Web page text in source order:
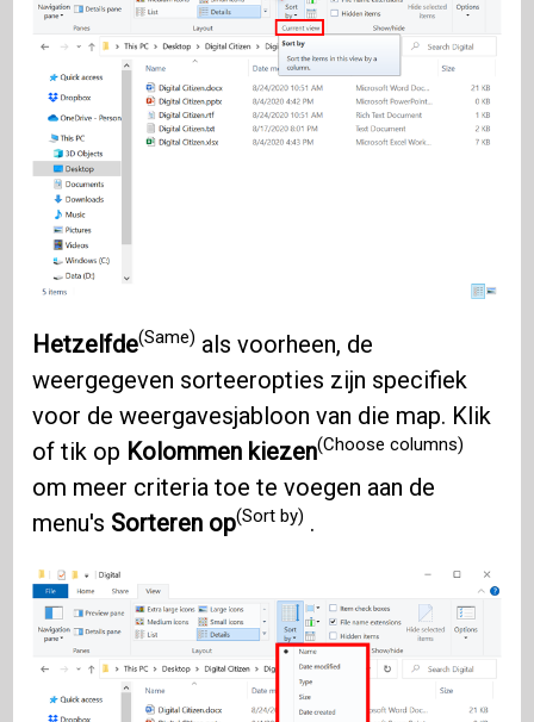
Hetzelfde(Same) als voorheen, de
weergegeven sorteeropties zijn specifiek
voor de weergavesjabloon van die map. Klik
of tik op Kolommen kiezen(Choose columns)
om meer criteria toe te voegen aan de
menu's Sorteren op(Sort by) .